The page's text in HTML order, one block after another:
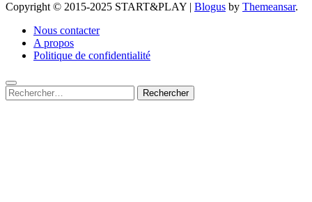
Copyright © 2015-2025 START&PLAY | Blogus by Themeansar.
Nous contacter
A propos
Politique de confidentialité
Rechercher :